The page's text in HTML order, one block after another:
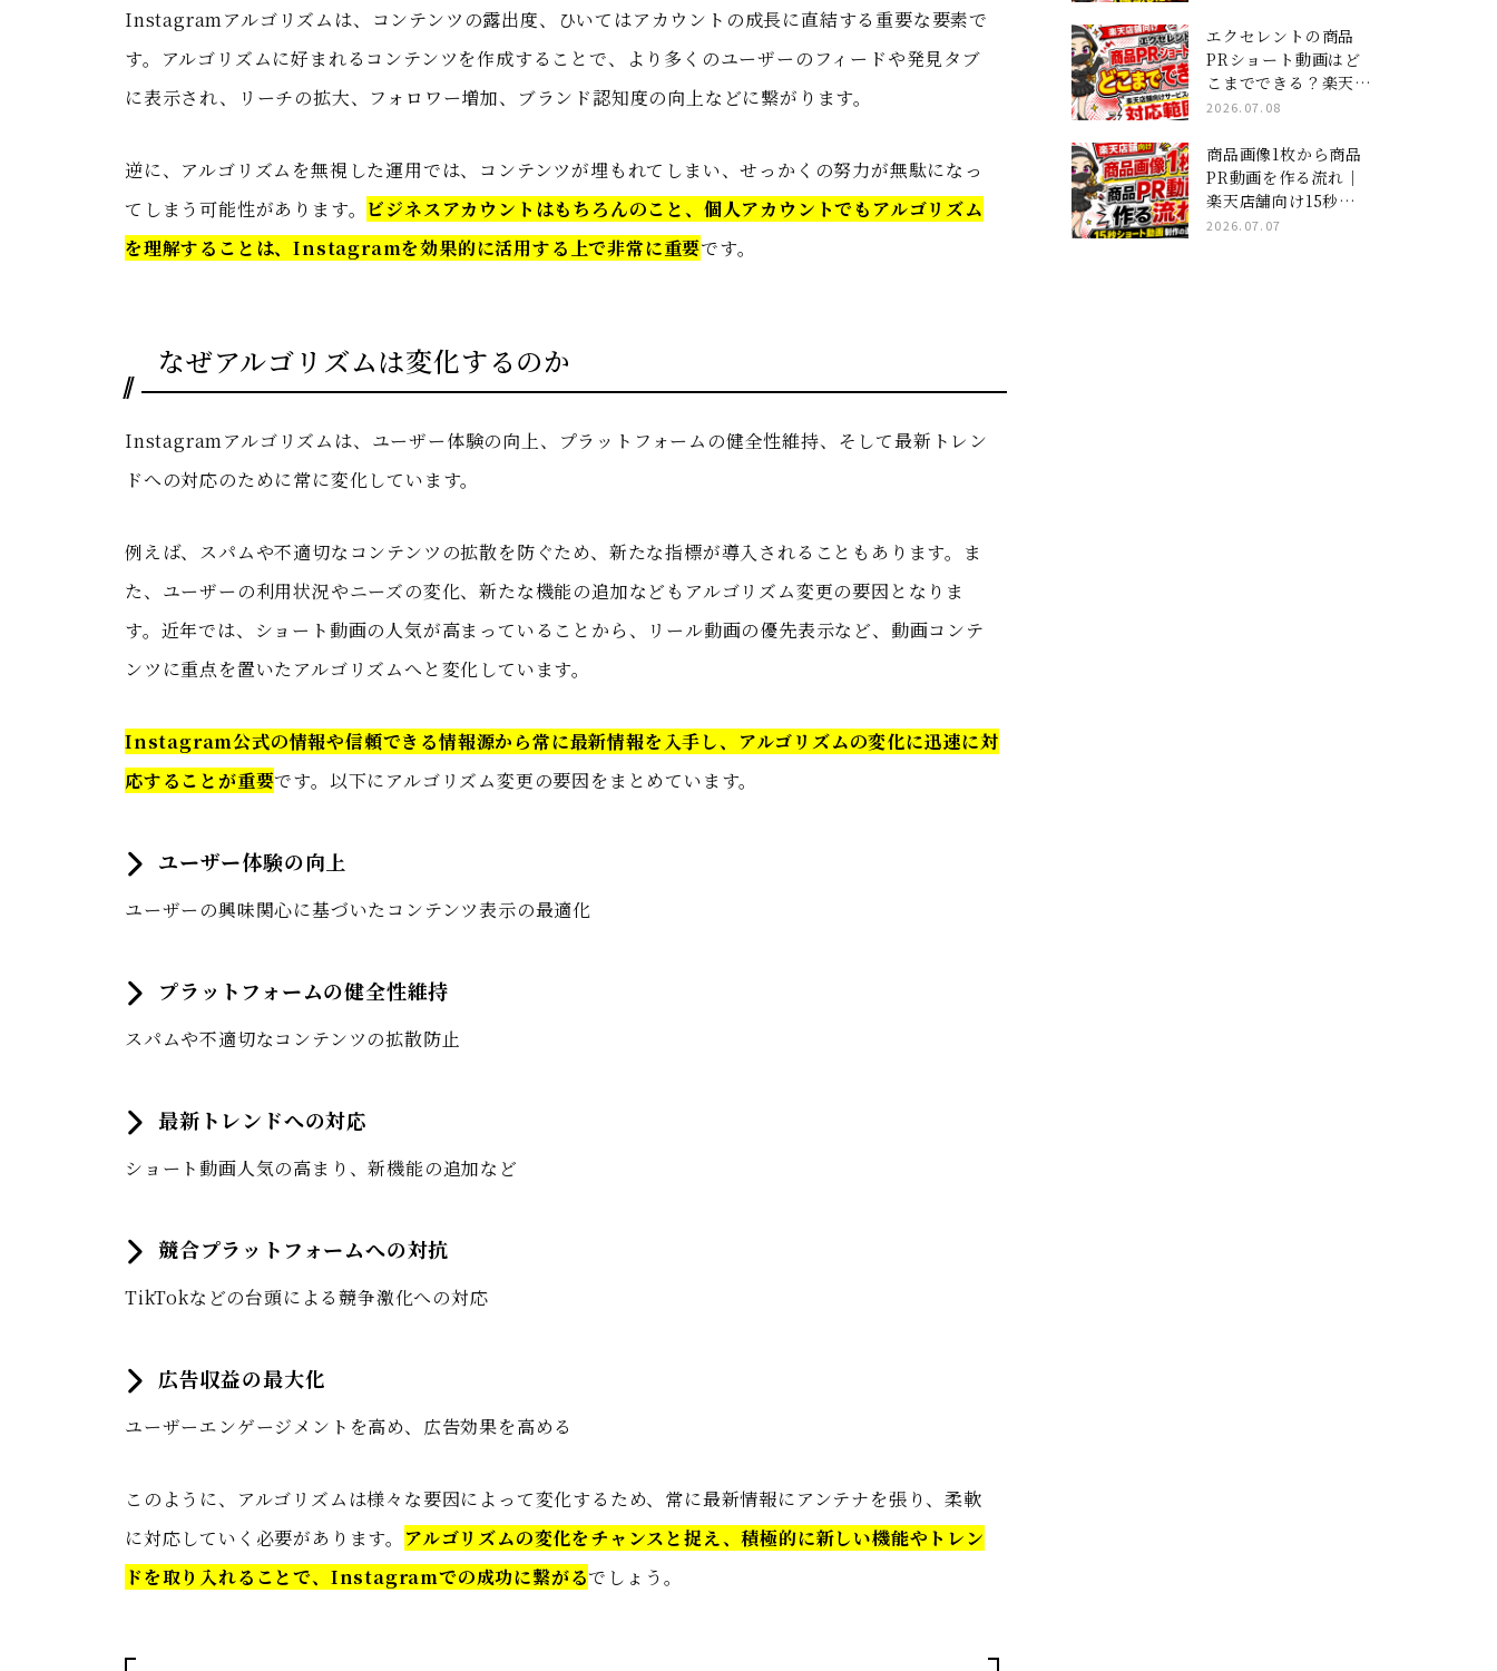
Instagramアルゴリズムは、コンテンツの露出度、ひいてはアカウントの成長に直結する重要な要素で
す。アルゴリズムに好まれるコンテンツを作成することで、より多くのユーザーのフィードや発見タブ
に表示され、リーチの拡大、フォロワー増加、ブランド認知度の向上などに繋がります。
逆に、アルゴリズムを無視した運用では、コンテンツが埋もれてしまい、せっかくの努力が無駄になっ
てしまう可能性があります。 ビジネスアカウントはもちろんのこと、個人アカウントでもアルゴリズム
を理解することは、Instagramを効果的に活用する上で非常に重要です。
なぜアルゴリズムは変化するのか
Instagramアルゴリズムは、ユーザー体験の向上、プラットフォームの健全性維持、そして最新トレン
ドへの対応のために常に変化しています。
例えば、スパムや不適切なコンテンツの拡散を防ぐため、新たな指標が導入されることもあります。ま
た、ユーザーの利用状況やニーズの変化、新たな機能の追加などもアルゴリズム変更の要因となりま
す。近年では、ショート動画の人気が高まっていることから、リール動画の優先表示など、動画コンテ
ンツに重点を置いたアルゴリズムへと変化しています。
Instagram公式の情報や信頼できる情報源から常に最新情報を入手し、アルゴリズムの変化に迅速に対
応することが重要です。以下にアルゴリズム変更の要因をまとめています。
ユーザー体験の向上
ユーザーの興味関心に基づいたコンテンツ表示の最適化
プラットフォームの健全性維持
スパムや不適切なコンテンツの拡散防止
最新トレンドへの対応
ショート動画人気の高まり、新機能の追加など
競合プラットフォームへの対抗
TikTokなどの台頭による競争激化への対応
広告収益の最大化
ユーザーエンゲージメントを高め、広告効果を高める
このように、アルゴリズムは様々な要因によって変化するため、常に最新情報にアンテナを張り、柔軟
に対応していく必要があります。 アルゴリズムの変化をチャンスと捉え、積極的に新しい機能やトレン
ドを取り入れることで、Instagramでの成功に繋がるでしょう。
エクセレントの商品
PRショート動画はど
こまでできる？楽天店
舗向けサービスの対応
2026.07.08
商品画像1枚から商品
PR動画を作る流れ｜
楽天店舗向け15秒ショ
ート動画制作の進め方
2026.07.07